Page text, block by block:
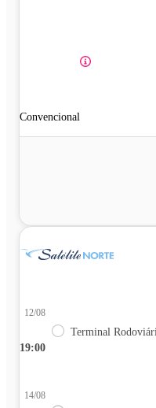
Convencional
19:00
12/08
Terminal
14/08